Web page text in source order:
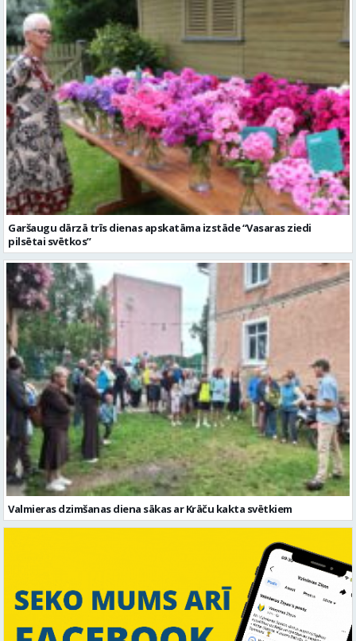
Garšaugu dārzā trīs dienas apskatāma izstāde “Vasaras ziedi
pilsētai svētkos”
Valmieras dzimšanas diena sākas ar Krāču kakta svētkiem